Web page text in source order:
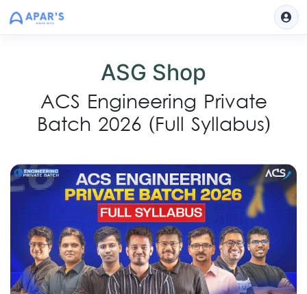
ASG Shop
ACS Engineering Private
Batch 2026 (Full Syllabus)